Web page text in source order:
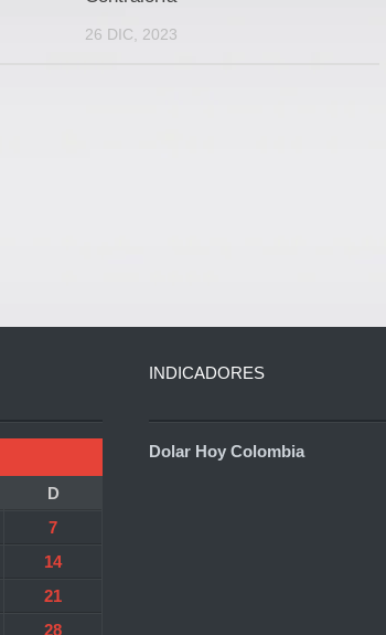
26 DIC, 2023
D
7
14
21
28
INDICADORES
Dolar Hoy Colombia